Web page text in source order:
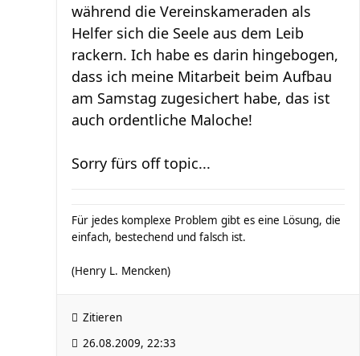
während die Vereinskameraden als
Helfer sich die Seele aus dem Leib
rackern. Ich habe es darin hingebogen,
dass ich meine Mitarbeit beim Aufbau
am Samstag zugesichert habe, das ist
auch ordentliche Maloche!
Sorry fürs off topic...
Für jedes komplexe Problem gibt es eine Lösung, die
einfach, bestechend und falsch ist.
(Henry L. Mencken)
Zitieren
26.08.2009, 22:33